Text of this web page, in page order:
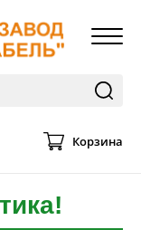
Корзина